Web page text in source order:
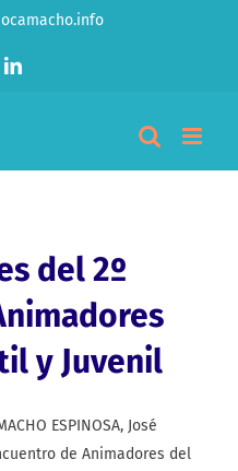
LinkedIn
del 2º
y Juvenil
ESPINOSA, José
de Animadores del